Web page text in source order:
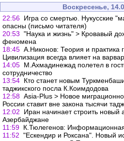
Воскресенье,
22:56 Игра со смертью. Нукусские
опасны (письмо читателя)
20:53 "Наука и жизнь" > Кровавый
феномена
18:45 А.Никонов: Теория и практика
Цивилизация всегда влияет на
14:05 М.Ахмадинежад полетел в
сотрудничество
13:54 Кто станет новым
таджикского посла К.Коимдодова
12:58 Asia-Plus > Новое
России ставит вне закона тысячи
12:02
Иран начинает строить новый
Азербайджане
11:59 К.Тюлегенов:
11:52 "Ескендир и Роксана". Новый